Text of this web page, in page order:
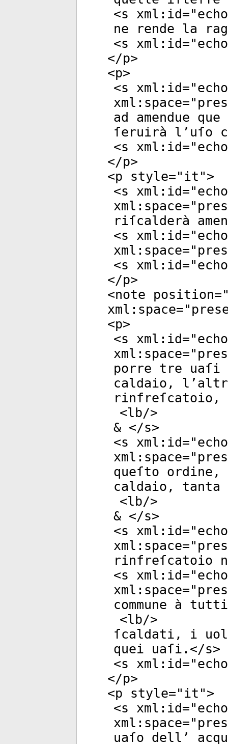
<s xml:id="
ne rende la
<s xml:id="
</p>
<p>
<s xml:id="
xml:space="
ad amendue
ſeruirà l’uſo
<s xml:id="
</p>
<p style=" it ">
<s xml:id="
xml:space="
riſcalderà
<s xml:id="
xml:space="
<s xml:id="
</p>
<note position
xml:space="
<p>
<s xml:id="
xml:space="
porre tre uaſi
caldaio,
rinfreſcatoio,
<lb/>
& </s>
<s xml:id="
xml:space="
queſto ordine,
caldaio, tanta
<lb/>
& </s>
<s xml:id="
xml:space="
rinfreſcatoio
<s xml:id="
xml:space="
commune à
<lb/>
ſcaldati, i
quei uaſi.</s>
<s xml:id="
</p>
<p style=" it ">
<s xml:id="
xml:space="
uaſo dell’